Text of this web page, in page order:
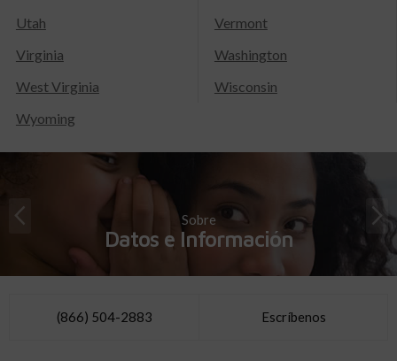
Utah
Vermont
Virginia
Washington
West Virginia
Wisconsin
Wyoming
Sobre
Datos e Información
(866) 504-2883 Escríbenos